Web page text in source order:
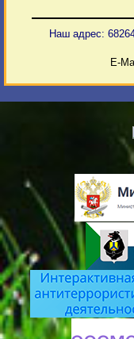
Наш адрес:
E-